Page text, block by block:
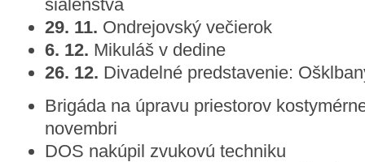
šialenstva
29. 11. Ondrejovský večierok
6. 12. Mikuláš v dedine
26. 12. Divadelné predstavenie:
Brigáda na úpravu priestorov
novembri
DOS nakúpil zvukovú techniku